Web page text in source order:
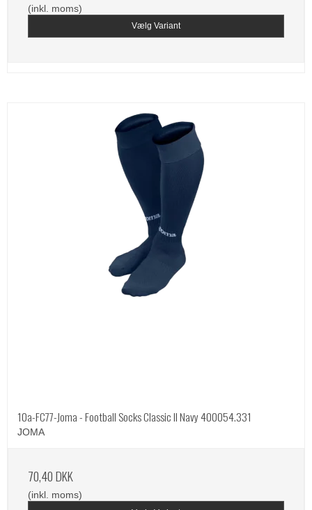
(inkl. moms)
Vælg Variant
10a-FC77-Joma - Football Socks Classic II Navy 400054.331
JOMA
70,40 DKK
(inkl. moms)